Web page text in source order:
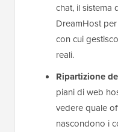
chat, il sistema
DreamHost
con cui
reali.
Ripartizione
piani di web
vedere quale
nascondono i